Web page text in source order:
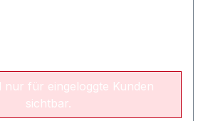
nur für eingeloggte Kunden
sichtbar.